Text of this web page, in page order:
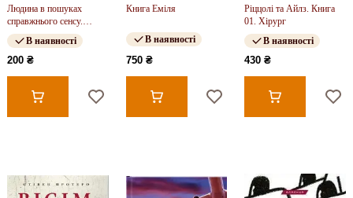
Людина в пошуках
справжнього сенсу.
Психолог у концтаборі
В наявності
200 ₴
Книга Еміля
В наявності
750 ₴
Ріццолі та Айлз. Книга
01. Хірург
В наявності
430 ₴